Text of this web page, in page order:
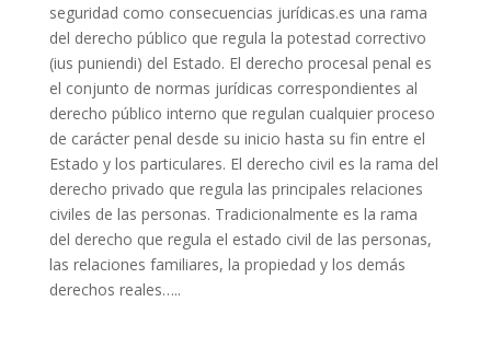
seguridad como consecuencias jurídicas.es una rama
del derecho público que regula la potestad correctivo
(ius puniendi) del Estado. El derecho procesal penal es
el conjunto de normas jurídicas correspondientes al
derecho público interno que regulan cualquier proceso
de carácter penal desde su inicio hasta su fin entre el
Estado y los particulares. El derecho civil es la rama del
derecho privado que regula las principales relaciones
civiles de las personas. Tradicionalmente es la rama
del derecho que regula el estado civil de las personas,
las relaciones familiares, la propiedad y los demás
derechos reales…..